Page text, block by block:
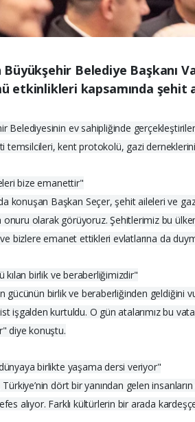
Büyükşehir Belediye Başkanı
etkinlikleri kapsamında şehit
Belediyesinin ev sahipliğinde
temsilcileri, kent protokolü, gazi
bize emanettir"
konuşan Başkan Seçer, şehit aileleri ve
olarak görüyoruz. Şehitlerimiz bu
bizlere emanet ettikleri evlatlarına da
kılan birlik ve beraberliğimizdir"
gücünün birlik ve beraberliğinden geldiğini
işgalden kurtuldu. O gün atalarımız bu
diye konuştu.
birlikte yaşama dersi veriyor"
Türkiye’nin dört bir yanından gelen
alıyor. Farklı kültürlerin bir arada